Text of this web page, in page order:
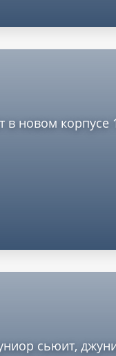
новом корпусе
сьюит,